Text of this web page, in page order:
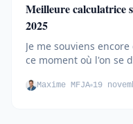
Meilleure calculatrice
2025
Je me souviens
ce moment où l'on se
Maxime MFJA 19